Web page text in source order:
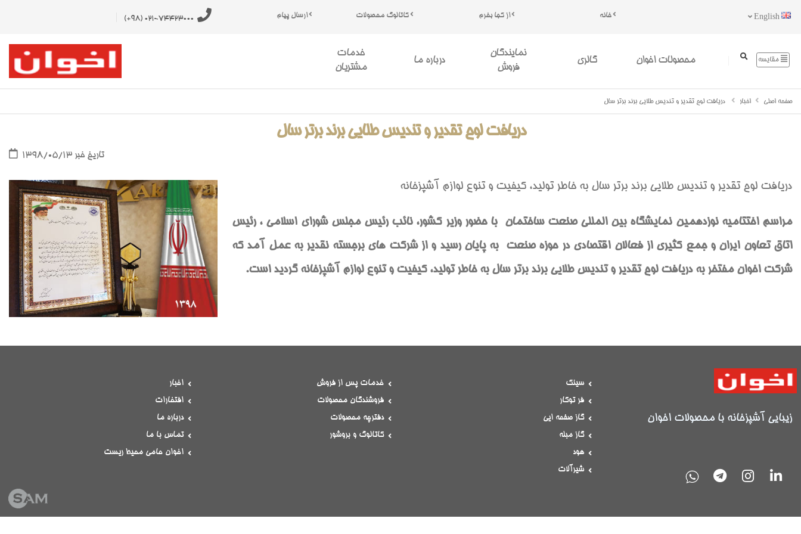
ارسال پیام کاتالوگ محصولات از کجا بخرم خانه
خدمات
مشتریان
درباره ما
نمایندگان
فروش
گالری محصولات اخوان مقایسه
صفحه اصلی اخبار دریافت لوح تقدیر و تندیس طلایی برند برتر سال
دریافت لوح تقدیر و تندیس طلایی برند برتر سال
تاریخ خبر ۱۳۹۸/۰۵/۱۳
دریافت لوح تقدیر و تندیس طلایی برند برتر سال به خاطر تولید، کیفیت و تنوع لوازم آشپزخانه
مراسم اختتامیه نوزدهمین نمایشگاه بین المللی صنعت ساختمان
با حضور وزیر کشور، نائب رئیس مجلس شورای اسلامی ، رئیس
اتاق تعاون ایران و جمع کثیری از فعالان اقتصادی در حوزه صنعت
به پایان رسید و از شرکت های برجسته نقدیر به عمل آمد که
شرکت اخوان مفتخر به دریافت لوح تقدیر و تندیس طلایی برند برتر سال به خاطر تولید، کیفیت و تنوع لوازم آشپزخانه گردید است.
اخبار
افتخارات
درباره ما
تماس با ما
اخوان حامی محیط ریست
خدمات پس از فروش
فروشندگان محصولات
دفترچه محصولات
کاتالوگ و بروشور
سینک
فر توکار
گاز صفحه ایی
گاز مبله
هود
شیرآلات
زیبایی آشپزخانه با محصولات اخوان